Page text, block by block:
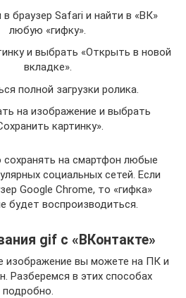
браузер Safari и найти в «ВК»
любую «гифку».
и выбрать «Открыть в новой
вкладке».
полной загрузки ролика.
на изображение и выбрать
картинку».
на смартфон любые
социальных сетей. Если
Google Chrome, то «гифка»
будет воспроизводиться.
gif с «ВКонтакте»
изображение вы можете на ПК и
Разберемся в этих способах
подробно.